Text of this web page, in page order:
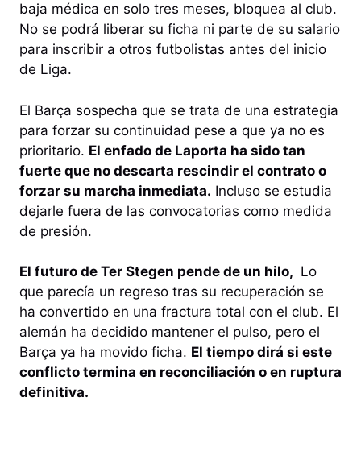
baja médica en solo tres meses, bloquea al club.
No se podrá liberar su ficha ni parte de su salario
para inscribir a otros futbolistas antes del inicio
de Liga.
El Barça sospecha que se trata de una estrategia
para forzar su continuidad pese a que ya no es
prioritario. El enfado de Laporta ha sido tan
fuerte que no descarta rescindir el contrato o
forzar su marcha inmediata. Incluso se estudia
dejarle fuera de las convocatorias como medida
de presión.
El futuro de Ter Stegen pende de un hilo, Lo
que parecía un regreso tras su recuperación se
ha convertido en una fractura total con el club. El
alemán ha decidido mantener el pulso, pero el
Barça ya ha movido ficha. El tiempo dirá si este
conflicto termina en reconciliación o en ruptura
definitiva.